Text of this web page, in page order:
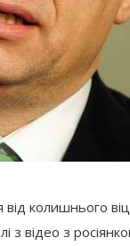
колишнього
з відео з